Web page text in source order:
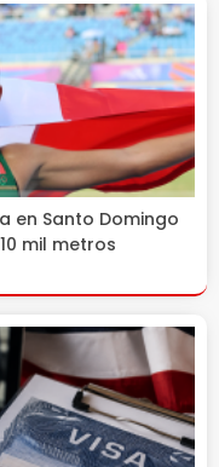
en Santo Domingo
mil metros